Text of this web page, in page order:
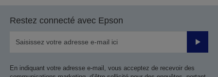
Restez connecté avec Epson
Valider
En indiquant votre adresse e-mail, vous acceptez de recevoir des